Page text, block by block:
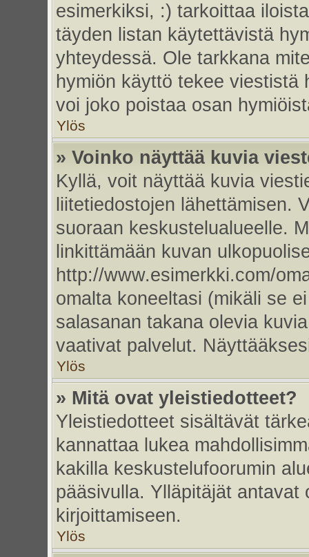
esimerkiksi, :) tarkoittaa
täyden listan käytettävistä
yhteydessä. Ole tarkkana
hymiön käyttö tekee viestistä
voi joko poistaa osan
Ylös
» Voinko näyttää kuvia
Kyllä, voit näyttää kuvia
liitetiedostojen lähettämisen.
suoraan keskustelualueelle.
linkittämään kuvan
http://www.esimerkki.com/
omalta koneeltasi (mikäli se
salasanan takana olevia
vaativat palvelut.
Ylös
» Mitä ovat yleistiedotteet?
Yleistiedotteet sisältävät
kannattaa lukea
kakilla keskustelufoorumin
pääsivulla. Ylläpitäjät antavat
kirjoittamiseen.
Ylös